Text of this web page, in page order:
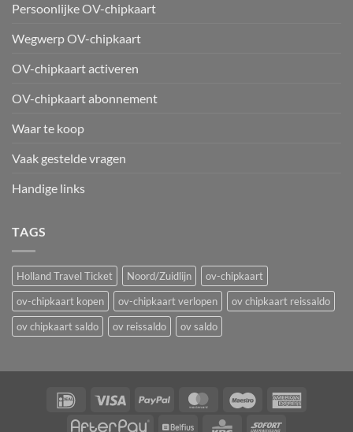
Persoonlijke OV-chipkaart
Wegwerp OV-chipkaart
OV-chipkaart activeren
OV-chipkaart abonnement
Waar te koop
Vaak gestelde vragen
Handige links
TAGS
Holland Travel Ticket Noord/Zuidlijn
ov-chipkaart
ov-chipkaart kopen
ov-chipkaart verlopen
ov chipkaart reissaldo
ov chipkaart saldo
ov reissaldo ov saldo
IDeal Visa PayPal MasterCardMaestro
AfterPayBelfius KBC Sofort